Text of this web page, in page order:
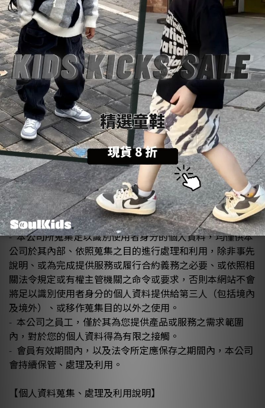
-當您完成購物流程或參加其他活動時，網站會要求您登錄
個人資料，以便完成交易與相關服務。
-請確認您所提供的個人資料真實準確，本公司不會承擔您
資料中所提供不準確或不完整資訊所造成之損害或錯誤，此
將須自行負責。
-如果您拒絕提供個人資料，可能無法充分利用本網站某些
服務。
-請妥善保管您的會員帳號及密碼，不要將上述資料提供給
任何人或允許任何人以您的個人 資料申請或使用帳號、密
碼，本公司不會承擔任何不當使用密碼之責任。
-如果您與他人共用電腦或使用公共電腦，請記得關閉瀏覽
器，以防他人看到上述資料取得您帳號的方法。
-訂閱電子報只需提供Email帳號，使用者想取消訂閱，可
聯繫客服協助取消訂閱。
【個人資料利用】
-本公司所蒐集足以識別使用者身分的個人資料，均僅供本
公司於其內部、依照蒐集之目的進行處理和利用，除非事先
說明、或為完成提供服務或履行合約義務之必要、或依照相
關法令規定或有權主管機關之命令或要求，否則本網站不會
將足以識別使用者身分的個人資料提供給第三人（包括境內
及境外）、或移作蒐集目的以外之使用。
- 本公司之員工，僅於其為您提供產品或服務之需求範圍
內，對於您的個人資料得為有限之接觸。
- 會員有效期間內，以及法令所定應保存之期間內，本公司
會持續保管、處理及利用。
【個人資料蒐集、處理及利用說明】